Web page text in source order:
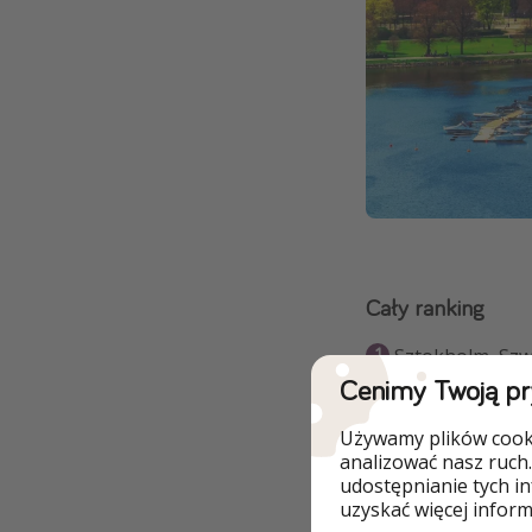
Cały ranking
Sztokholm,
Budapeszt,
Walencja,
Wiedeń,
Cenimy Twoją
Używamy plików
analizować nasz
udostępnianie tych
uzyskać więcej